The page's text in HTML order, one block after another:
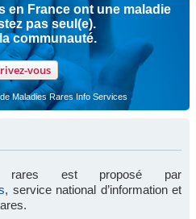
en France ont une maladie
pas seul(e).
communauté.
vous
Maladies Rares Info Services
rares est proposé par
, service national d’information et